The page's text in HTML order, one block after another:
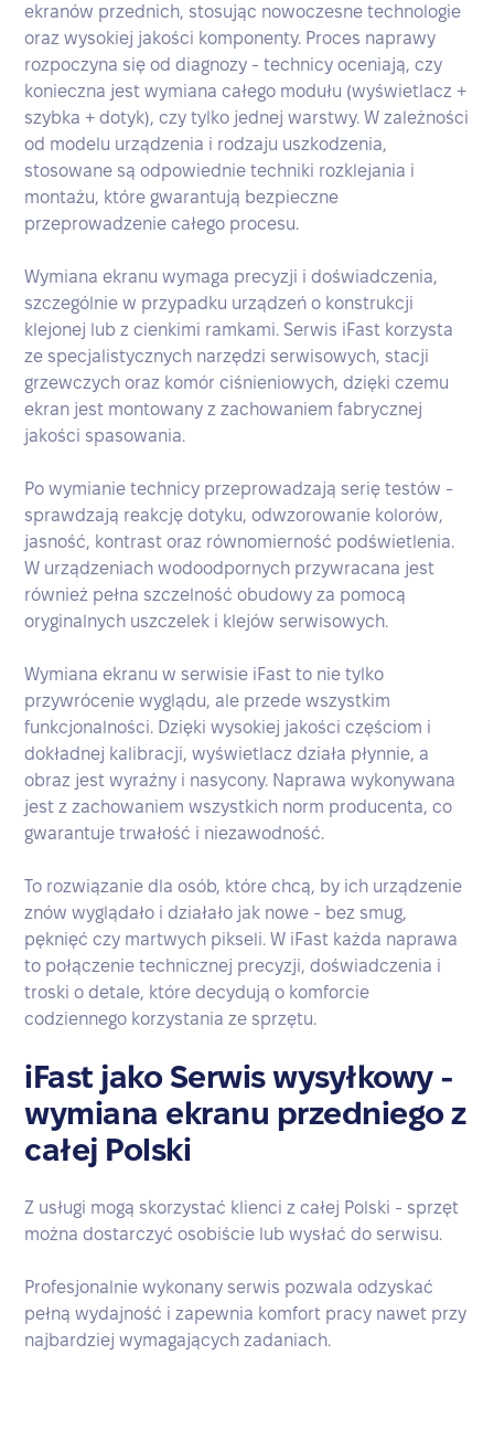
ekranów przednich, stosując nowoczesne technologie
oraz wysokiej jakości komponenty. Proces naprawy
rozpoczyna się od diagnozy - technicy oceniają, czy
konieczna jest wymiana całego modułu (wyświetlacz +
szybka + dotyk), czy tylko jednej warstwy. W zależności
od modelu urządzenia i rodzaju uszkodzenia,
stosowane są odpowiednie techniki rozklejania i
montażu, które gwarantują bezpieczne
przeprowadzenie całego procesu.
Wymiana ekranu wymaga precyzji i doświadczenia,
szczególnie w przypadku urządzeń o konstrukcji
klejonej lub z cienkimi ramkami. Serwis iFast korzysta
ze specjalistycznych narzędzi serwisowych, stacji
grzewczych oraz komór ciśnieniowych, dzięki czemu
ekran jest montowany z zachowaniem fabrycznej
jakości spasowania.
Po wymianie technicy przeprowadzają serię testów -
sprawdzają reakcję dotyku, odwzorowanie kolorów,
jasność, kontrast oraz równomierność podświetlenia.
W urządzeniach wodoodpornych przywracana jest
również pełna szczelność obudowy za pomocą
oryginalnych uszczelek i klejów serwisowych.
Wymiana ekranu w serwisie iFast to nie tylko
przywrócenie wyglądu, ale przede wszystkim
funkcjonalności. Dzięki wysokiej jakości częściom i
dokładnej kalibracji, wyświetlacz działa płynnie, a
obraz jest wyraźny i nasycony. Naprawa wykonywana
jest z zachowaniem wszystkich norm producenta, co
gwarantuje trwałość i niezawodność.
To rozwiązanie dla osób, które chcą, by ich urządzenie
znów wyglądało i działało jak nowe - bez smug,
pęknięć czy martwych pikseli. W iFast każda naprawa
to połączenie technicznej precyzji, doświadczenia i
troski o detale, które decydują o komforcie
codziennego korzystania ze sprzętu.
iFast jako Serwis wysyłkowy -
wymiana ekranu przedniego z
całej Polski
Z usługi mogą skorzystać klienci z całej Polski - sprzęt
można dostarczyć osobiście lub wysłać do serwisu.
Profesjonalnie wykonany serwis pozwala odzyskać
pełną wydajność i zapewnia komfort pracy nawet przy
najbardziej wymagających zadaniach.